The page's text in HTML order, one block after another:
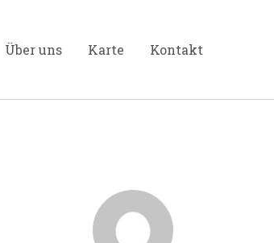
Über uns Karte Kontakt